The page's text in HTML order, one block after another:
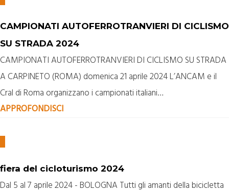
CAMPIONATI AUTOFERROTRANVIERI DI CICLISMO
SU STRADA 2024
CAMPIONATI AUTOFERROTRANVIERI DI CICLISMO SU STRADA
A CARPINETO (ROMA) domenica 21 aprile 2024 L’ANCAM e il
Cral di Roma organizzano i campionati italiani…
APPROFONDISCI
fiera del cicloturismo 2024
Dal 5 al 7 aprile 2024 - BOLOGNA Tutti gli amanti della bicicletta